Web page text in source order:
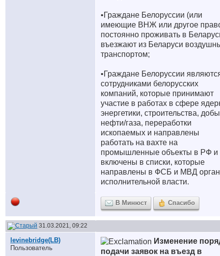
•Граждане Белоруссии (или
имеющие ВНЖ или другое
постоянно проживать в
въезжают из Беларуси
транспортом;
•Граждане Белоруссии
сотрудниками белорусских
компаний, которые принимают
участие в работах в сфере
энергетики, строительства,
нефти/газа, переработки
ископаемых и направлены
работать на вахте на
промышленные объекты в РФ и
включены в списки, которые
направлены в ФСБ и МВД
исполнительной власти.
В Минюст Спасибо
31.03.2021, 09:22
levinebridge(LB)
Пользователь
Изменение
подачи заявок на въезд в